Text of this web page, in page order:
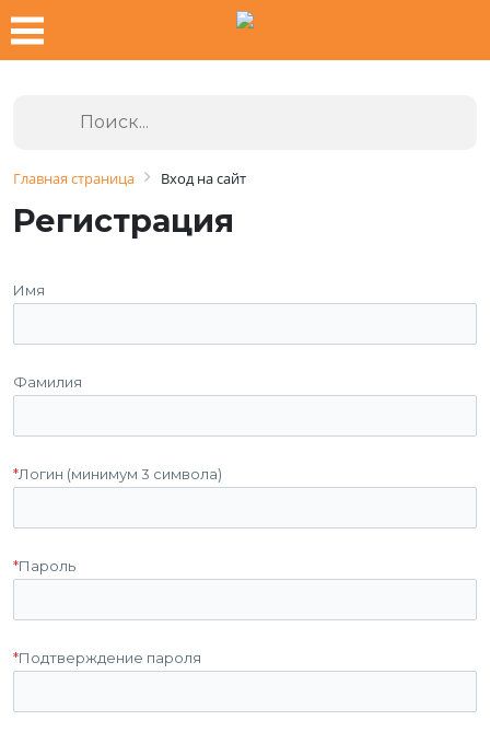
Главная страница Вход на сайт
Регистрация
Имя
Фамилия
*Логин (минимум 3 символа)
*Пароль
*Подтверждение пароля